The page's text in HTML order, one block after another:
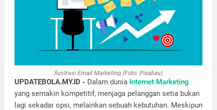
Ilustrasi Email Marketing (Foto: Pixabay)
UPDATEBOLA.MY.ID - Dalam dunia Internet Marketing
yang semakin kompetitif, menjaga pelanggan setia bukan
lagi sekadar opsi, melainkan sebuah kebutuhan. Meskipun